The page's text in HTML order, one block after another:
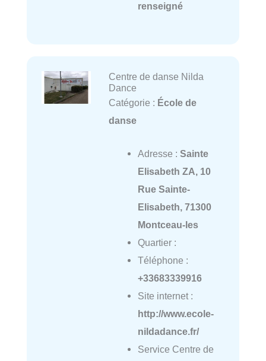
renseigné
Centre de danse Nilda
Dance
Catégorie : École de
danse
Adresse : Sainte
Elisabeth ZA, 10
Rue Sainte-
Elisabeth, 71300
Montceau-les
Quartier :
Téléphone :
+33683339916
Site internet :
http://www.ecole-
nildadance.fr/
Service Centre de